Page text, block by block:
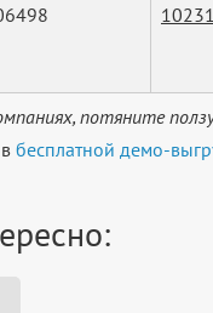
потяните
бесплатной демо-